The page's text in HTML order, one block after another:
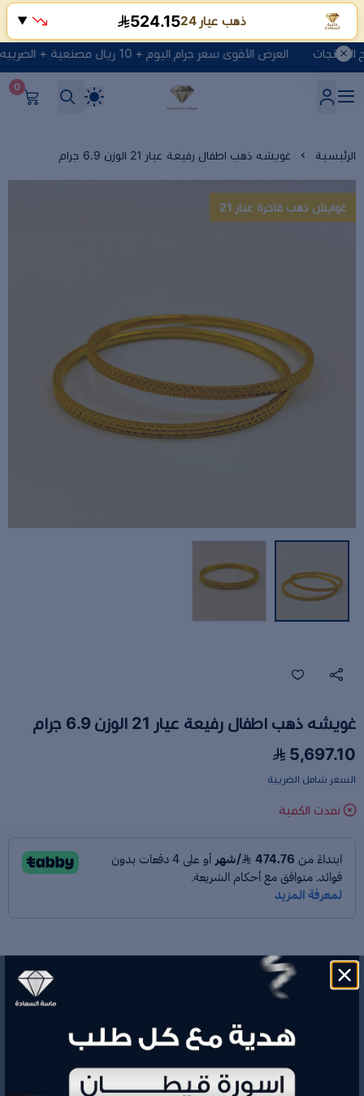
العرض الأقوى سعر جرام اليوم + 10 ريال مصنعية + الضريبه انقر هنا لتصفح المنتجات
شركة ماسة السعادة للذهب
0
الرئيسية غويشه ذهب اطفال رفيعة عيار 21 الوزن 6.9 جرام
غوايش ذهب فاخرة عيار 21
غويشه ذهب اطفال رفيعة عيار 21 الوزن 6.9 جرام
5,697.10
السعر شامل الضريبة
نفدت الكمية
رقم الموديل
5,697.10
ذهب عيار 24 524.15
▼